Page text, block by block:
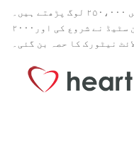
آج کی آیت موجودہ دور میں ہر مہنے میں ۲۵۰،۰۰۰ لوگ پڑھتے ہیں۔
ورس آف دا ڈے ڈاٹ کام ۱۹۹۸ میں بین سٹیڈ نے شروع کی اور۲۰۰۰
نیٹورک کا حصہ بن گئی۔